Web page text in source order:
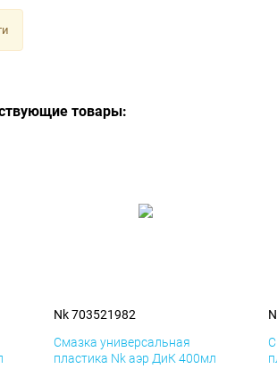
товары:
Nk 703521982
Смазка универсальная
пластика Nk аэр ДиК 400мл